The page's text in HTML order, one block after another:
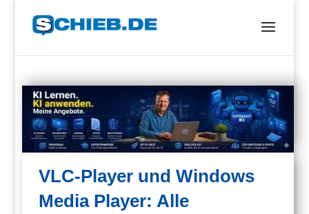
VLC-Player und Windows
Media Player: Alle